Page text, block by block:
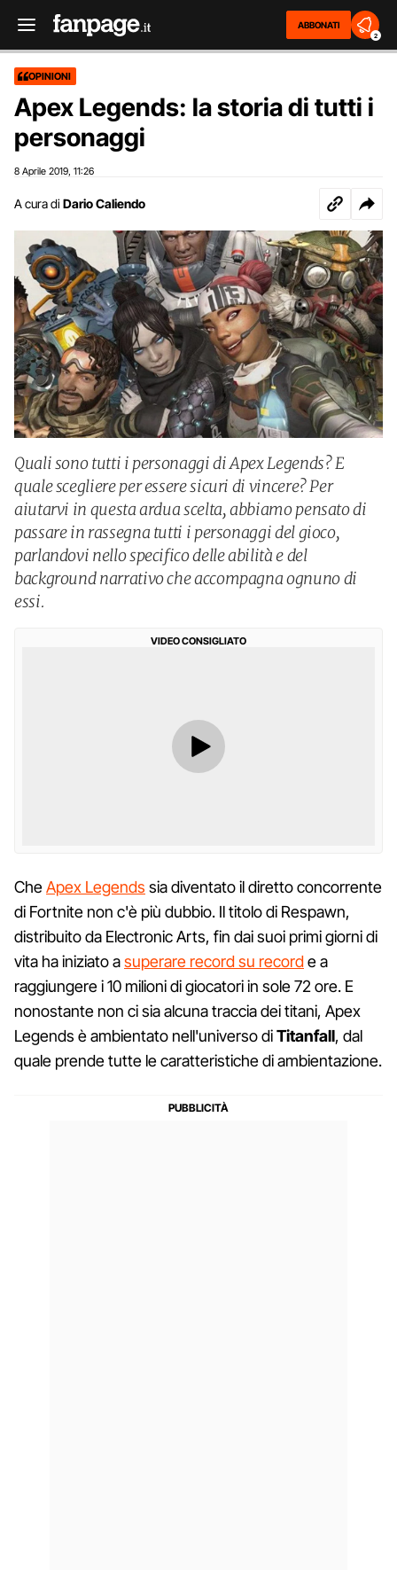
ABBONATI
2
OPINIONI
Apex Legends: la storia di tutti i
personaggi
8 Aprile 2019 11:26
A cura di Dario Caliendo
Quali sono tutti i personaggi di Apex Legends? E
quale scegliere per essere sicuri di vincere? Per
aiutarvi in questa ardua scelta, abbiamo pensato di
passare in rassegna tutti i personaggi del gioco,
parlandovi nello specifico delle abilità e del
background narrativo che accompagna ognuno di
essi.
VIDEO CONSIGLIATO
CheApex Legends sia diventato il diretto concorrente
di Fortnite non c'è più dubbio. Il titolo di Respawn,
distribuito da Electronic Arts, fin dai suoi primi giorni di
vita ha iniziato asuperare record su recorde a
raggiungere i 10 milioni di giocatori in sole 72 ore. E
nonostante non ci sia alcuna traccia dei titani, Apex
Legends è ambientato nell'universo diTitanfall, dal
quale prende tutte le caratteristiche di ambientazione.